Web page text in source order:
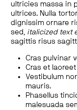
ultricies massa in
ultrices. Nulla
dignissim ornare
sed, italicized text
sagittis risus
Cras pulvinar
Cras et
Vestibulum
mauris.
Phasellus
malesuada